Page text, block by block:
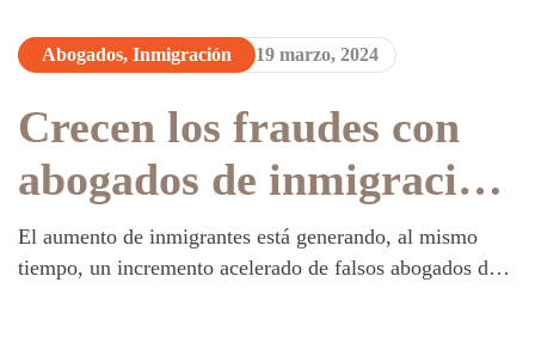
Abogados, Inmigración 19 marzo, 2024
Crecen los fraudes con
abogados de inmigración
falsos: qué debo hacer
El aumento de inmigrantes está generando, al mismo
tiempo, un incremento acelerado de falsos abogados de